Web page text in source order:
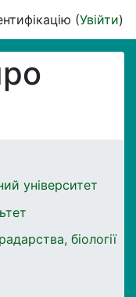
(Увійти)
університет
біології